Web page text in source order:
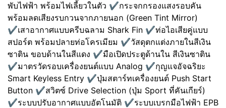
พับไฟฟ้า พร้อมไฟเลี้ยวในตัว ✔️กระจกกรองแสงรอบคัน
พร้อมลดเสียงรบกวนจากภายนอก (Green Tint Mirror)
✔️เสาอากาศแบบครีบฉลาม Shark Fin ✔️ท่อไอเสียคู่แบบ
สปอร์ต พร้อมปลายท่อโครเมียม ✔️วัสดุตกแต่งภายในสีเงิน
ซาติน ขอบด้านในสีแดง ✔️มือเปิดประตูด้านใน สีเงินซาติน
✔️มาตรวัดรอบเครื่องยนต์แบบ Analog ✔️กุญแจอัจฉริยะ
Smart Keyless Entry ✔️ปุ่มสตาร์ทเครื่องยนต์ Push Start
Button ✔️สวิตซ์ Drive Selection (ปุ่ม Sport ที่คันเกียร์)
✔️ระบบปรับอากาศแบบอัตโนมัติ ✔️ระบบเบรกมือไฟฟ้า EPB